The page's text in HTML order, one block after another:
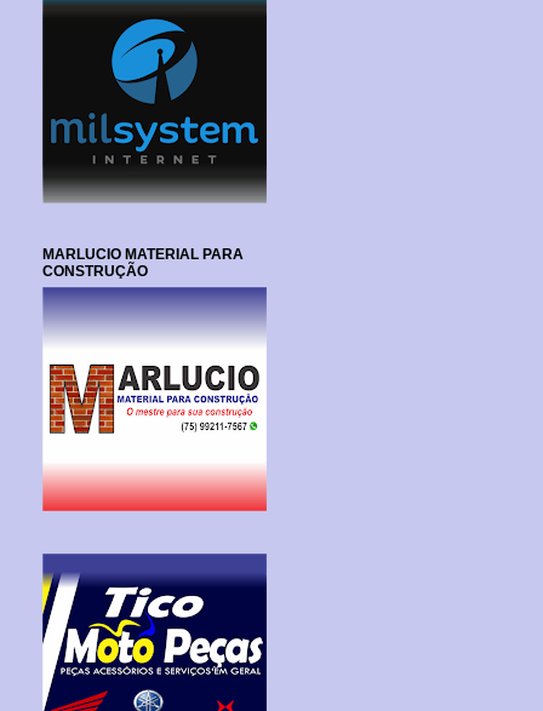
MARLUCIO MATERIAL PARA
CONSTRUÇÃO